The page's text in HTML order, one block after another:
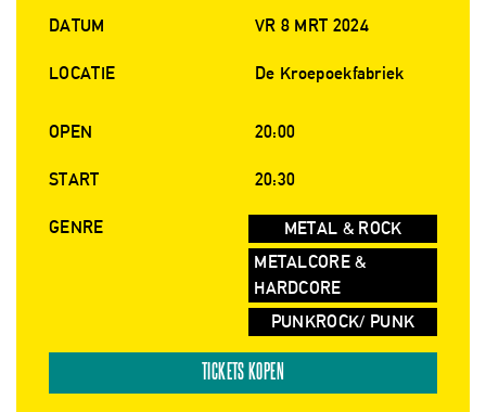
DATUM VR 8 MRT 2024
LOCATIE De Kroepoekfabriek
OPEN 20:00
START 20:30
GENRE
METAL & ROCK
METALCORE &
HARDCORE
PUNKROCK/ PUNK
TICKETS KOPEN